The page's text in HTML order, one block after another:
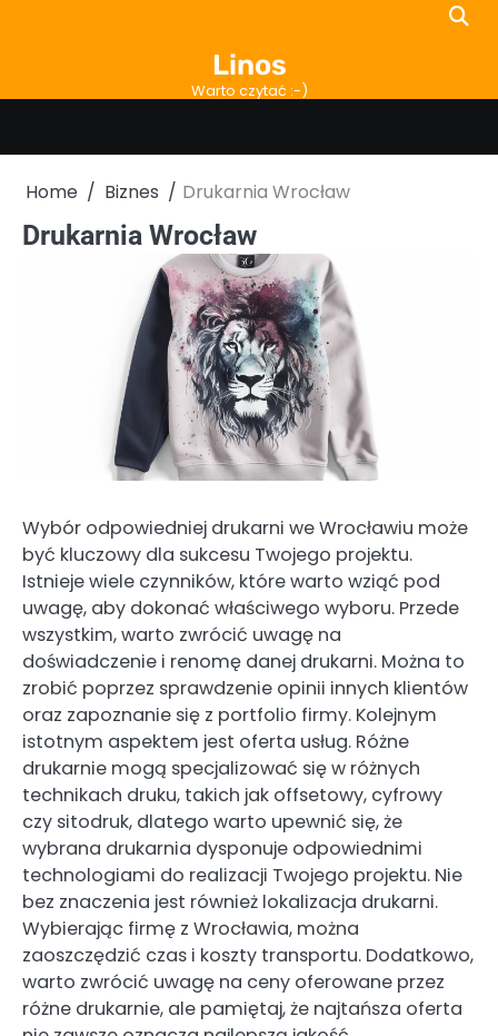
Linos
Warto czytać :-)
Home Biznes Drukarnia Wrocław
Drukarnia Wrocław
Wybór odpowiedniej drukarni we Wrocławiu może
być kluczowy dla sukcesu Twojego projektu.
Istnieje wiele czynników, które warto wziąć pod
uwagę, aby dokonać właściwego wyboru. Przede
wszystkim, warto zwrócić uwagę na
doświadczenie i renomę danej drukarni. Można to
zrobić poprzez sprawdzenie opinii innych klientów
oraz zapoznanie się z portfolio firmy. Kolejnym
istotnym aspektem jest oferta usług. Różne
drukarnie mogą specjalizować się w różnych
technikach druku, takich jak offsetowy, cyfrowy
czy sitodruk, dlatego warto upewnić się, że
wybrana drukarnia dysponuje odpowiednimi
technologiami do realizacji Twojego projektu. Nie
bez znaczenia jest również lokalizacja drukarni.
Wybierając firmę z Wrocławia, można
zaoszczędzić czas i koszty transportu. Dodatkowo,
warto zwrócić uwagę na ceny oferowane przez
różne drukarnie, ale pamiętaj, że najtańsza oferta